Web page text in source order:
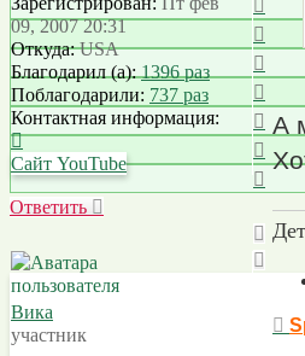
А
09, 2007 20:31
Откуда:USA
Благодарил (а): 1396 раз
Поблагодарили: 737 раз
Контактная информация:
Контактная
информация
пользователя
Spika
Сайт YouTube
Вика
участник
к
к
к
к
к
к
к
Ответить
Ответить